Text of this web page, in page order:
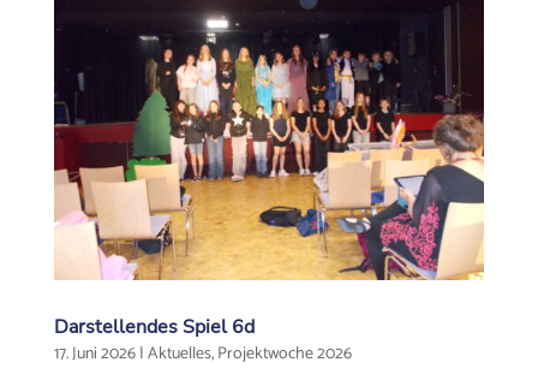
Darstellendes Spiel 6d
17. Juni 2026|Aktuelles,Projektwoche 2026